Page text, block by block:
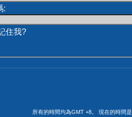
:
住我?
所有的時間均為GMT +8。 現在的時間是